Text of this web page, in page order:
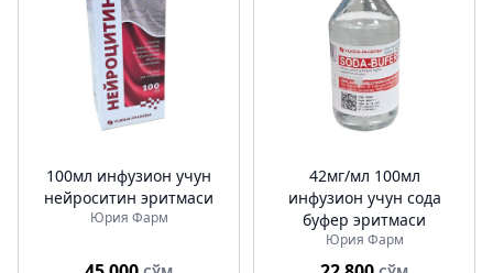
100мл инфузион учун
нейроситин эритмаси
Юрия Фарм
42мг/мл 100мл
инфузион учун сода
буфер эритмаси
Юрия Фарм